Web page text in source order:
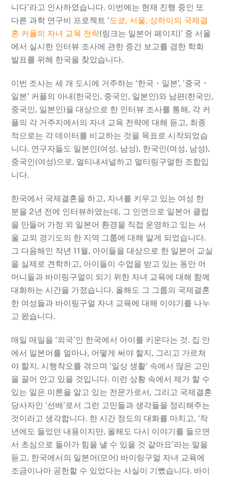
니다’라고 인사하였습니다. 이번에는 현재 진행 중인 또
다른 과학 연구비 프로젝트 ‘도쿄, 서울, 상하이의 국제결
혼 커플의 자녀 교육 전략(링크는 일본어 페이지)’ 중 서울
에서 실시한 인터뷰 조사에 관한 중간 보고를 겸한 학회
발표를 위해 한국을 찾았습니다.
이번 조사는 세 개 도시에 거주하는 ‘한국・일본’, ‘중국・
일본’ 커플의 아내(한국인, 중국인, 일본인)와 남편(한국인,
중국인, 일본인)을 대상으로 한 인터뷰 조사를 통해, 각 커
플의 각 거주지에서의 자녀 교육 전략에 대해 듣고, 최종
적으로는 각 데이터를 비교하는 것을 목표로 시작되었습
니다. 연구자들도 일본인(여성, 남성), 한국인(여성, 남성),
중국인(여성)으로, 멀티내셔널하고 멀티링구얼한 조합입
니다.
한국에서 국제결혼을 하고, 자녀를 키우고 있는 여성 한
분을 2년 전에 인터뷰하였는데, 그 인연으로 일본어 클럽
을 만들어 가정 외 일본어 환경을 직접 운영하고 있는 서
울 교외 경기도의 한 지역 그룹에 대해 알게 되었습니다.
그 다음해인 작년 11월, 아이들을 대상으로 한 일본어 교실
을 실제로 견학하고, 아이들이 수업을 받고 있는 동안 어
머니들과 바이링구얼이 되기 위한 자녀 교육에 대해 함께
대화하는 시간을 가졌습니다. 올해도 그 그룹의 국제결혼
한 여성들과 바이링구얼 자녀 교육에 대해 이야기를 나누
고 왔습니다.
매일 매일을 ‘외국’인 한국에서 아이를 키운다는 것. 집 안
에서 일본어를 얼마나, 어떻게 써야 할지, 그리고 가르쳐
야 할지. 시행착오를 겪으며 ‘일상 생활’ 속에서 많은 고민
을 끌어 안고 있을 것입니다. 이런 상황 속에서 제가 할 수
있는 일은 이론을 알고 있는 전문가로서, 그리고 국제결혼
당사자인 ‘선배’로서 그런 고민들과 생각들을 정리해주는
것이라고 생각합니다. 한 시간 정도의 대화를 마치고, ‘작
년에도 들었던 내용이지만, 올해도 다시 이야기를 들으면
서 초심으로 돌아가 힘을 낼 수 있을 것 같아요’라는 말을
듣고, 한국에서의 일본어(모어) 바이링구얼 자녀 교육에
조금이나마 공헌할 수 있었다는 사실이 기뻤습니다. 바이